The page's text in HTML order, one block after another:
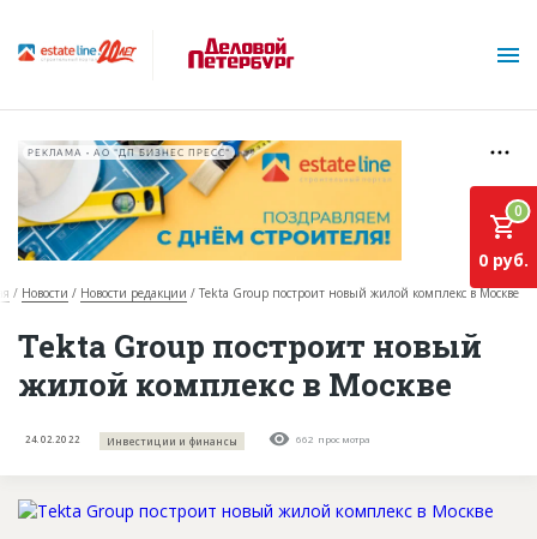
О проекте
Горячие объекты
Глоссарий
РЕКЛАМА • АО "ДП БИЗНЕС ПРЕСС"
Новости Новости редакции Tekta Group построит новый жилой комплекс в Москве
Tekta Group построит новый
жилой комплекс в Москве
24.02.2022 Инвестиции и финансы 662 просмотра
0
0 руб.